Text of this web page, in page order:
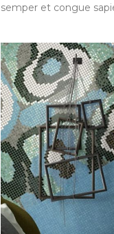
semper et congue